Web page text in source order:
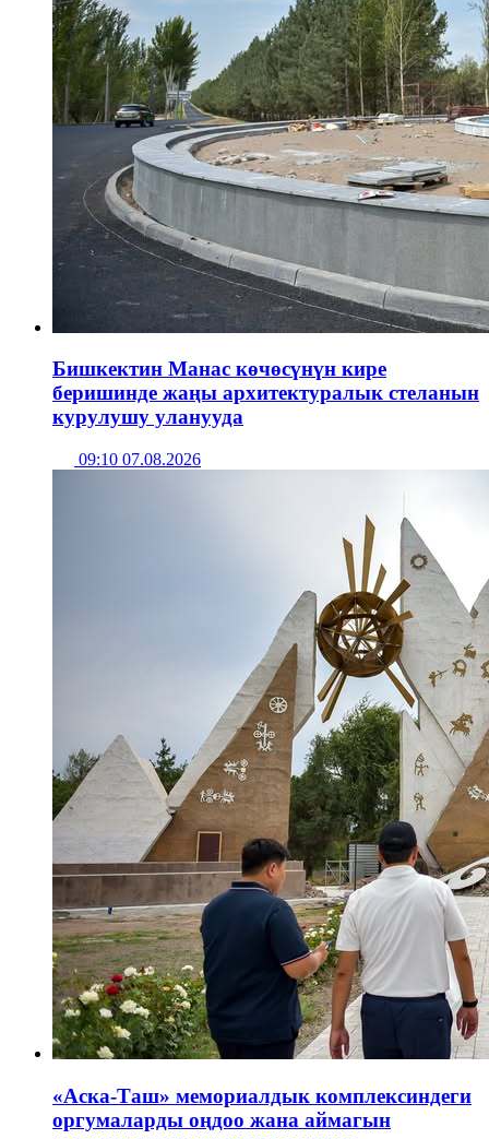
Бишкектин Манас көчөсүнүн кире
беришинде жаңы архитектуралык стеланын
курулушу уланууда
09:10 07.08.2026
«Аска-Таш» мемориалдык комплексиндеги
оргумаларды оңдоо жана аймагын